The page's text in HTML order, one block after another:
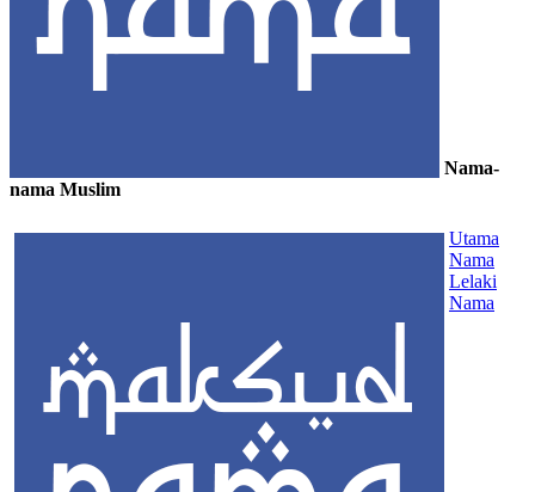
Nama-
nama Muslim
Utama
Nama
Lelaki
Nama